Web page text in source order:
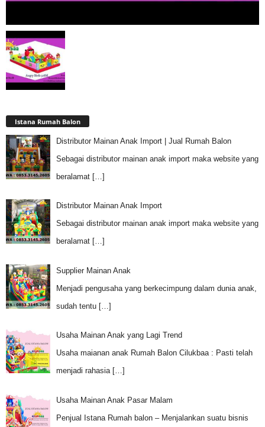
Istana Rumah Balon
Distributor Mainan Anak Import | Jual Rumah Balon
Sebagai distributor mainan anak import maka website yang
beralamat […]
Distributor Mainan Anak Import
Sebagai distributor mainan anak import maka website yang
beralamat […]
Supplier Mainan Anak
Menjadi pengusaha yang berkecimpung dalam dunia anak,
sudah tentu […]
Usaha Mainan Anak yang Lagi Trend
Usaha maianan anak Rumah Balon Cilukbaa : Pasti telah
menjadi rahasia […]
Usaha Mainan Anak Pasar Malam
Penjual Istana Rumah balon – Menjalankan suatu bisnis